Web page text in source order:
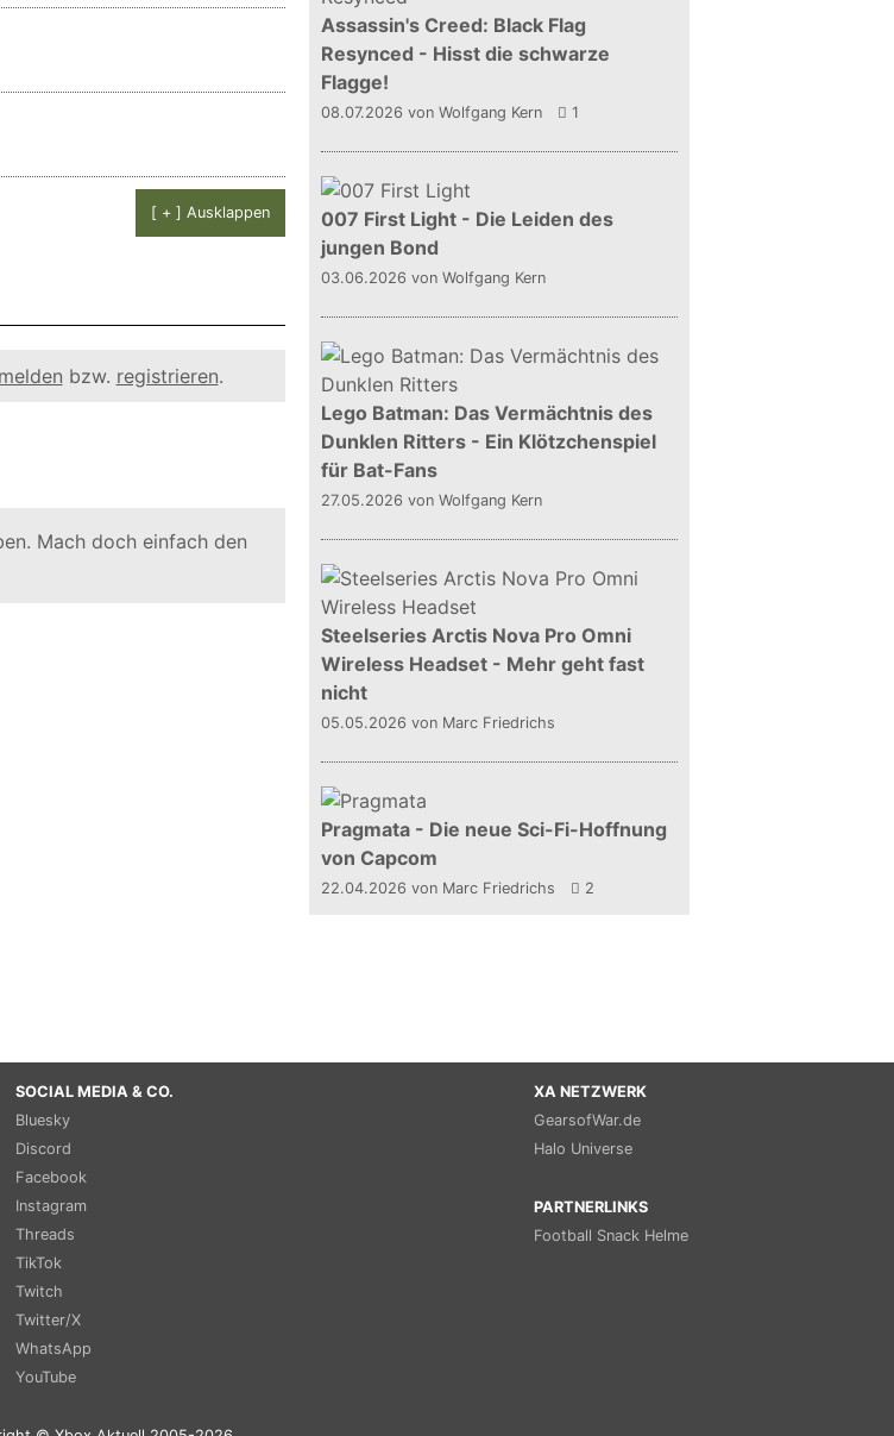
[ + ] Ausklappen
bzw. registrieren.
Mach doch einfach den
Assassin's Creed: Black Flag
Resynced - Hisst die schwarze
Flagge!
08.07.2026 von Wolfgang Kern 1
007 First Light - Die Leiden des
jungen Bond
03.06.2026 von Wolfgang Kern
Lego Batman: Das Vermächtnis des
Dunklen Ritters - Ein Klötzchenspiel
für Bat-Fans
27.05.2026 von Wolfgang Kern
Steelseries Arctis Nova Pro Omni
Wireless Headset - Mehr geht fast
nicht
05.05.2026 von Marc Friedrichs
Pragmata - Die neue Sci-Fi-Hoffnung
von Capcom
22.04.2026 von Marc Friedrichs 2
SOCIAL MEDIA & CO.
Bluesky
Discord
Facebook
Instagram
Threads
TikTok
Twitch
Twitter/X
WhatsApp
YouTube
XA NETZWERK
GearsofWar.de
Halo Universe
PARTNERLINKS
Football Snack Helme